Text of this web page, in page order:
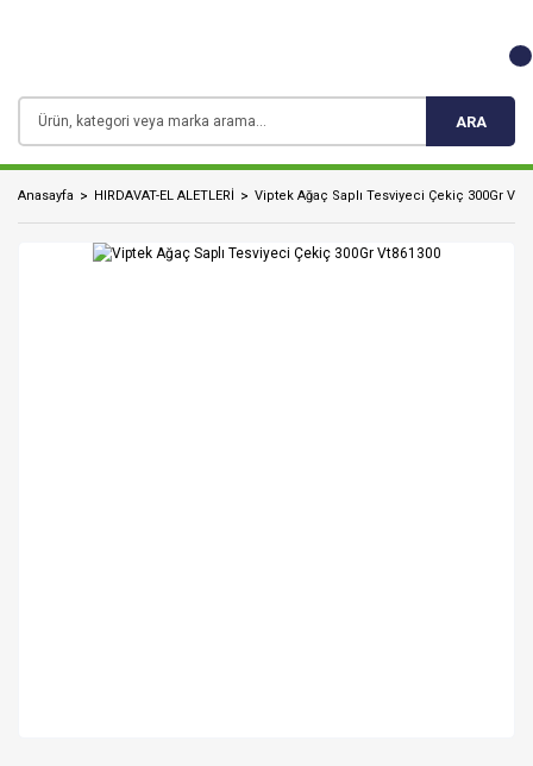
ARA
Anasayfa HIRDAVAT-EL ALETLERİ Viptek Ağaç Saplı Tesviyeci Çekiç 300Gr